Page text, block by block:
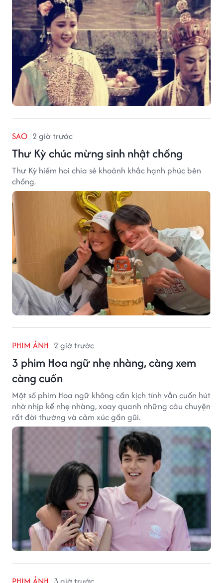
SAO 2 giờ trước
Thư Kỳ chúc mừng sinh nhật chồng
Thư Kỳ hiếm hoi chia sẻ khoảnh khắc hạnh phúc bên
chồng.
PHIM ẢNH 2 giờ trước
3 phim Hoa ngữ nhẹ nhàng, càng xem
càng cuốn
Một số phim Hoa ngữ không cần kịch tính vẫn cuốn hút
nhờ nhịp kể nhẹ nhàng, xoay quanh những câu chuyện
rất đời thường và cảm xúc gần gũi.